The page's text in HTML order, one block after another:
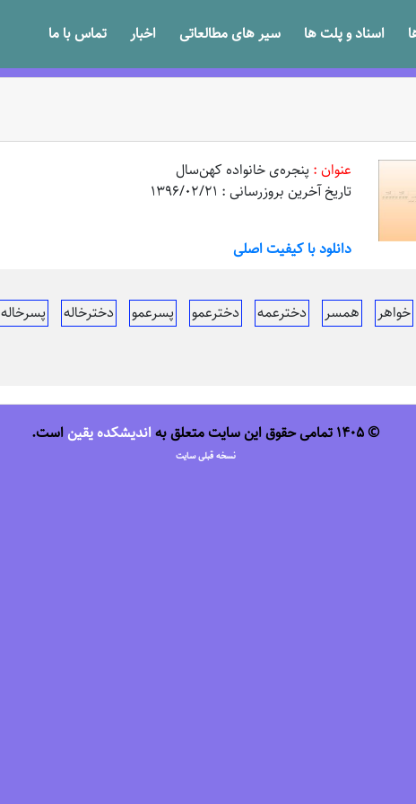
اسناد و پلت ها سیر های مطالعاتی اخبار تماس با ما
عنوان : پنجره‌ی خانواده کهن‌سال
تاریخ آخرین بروزرسانی : 1396/02/21
دانلود با کیفیت اصلی
خواهر همسر دخترعمه دخترعمو پسرعمو دخترخاله پسرخاله
© 1405 تمامی حقوق این سایت متعلق به اندیشکده یقین است.
نسخه قبلی سایت